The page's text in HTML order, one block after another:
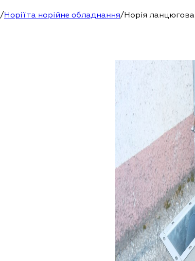
/Норії та норійне обладнання/Норія ланцюгова